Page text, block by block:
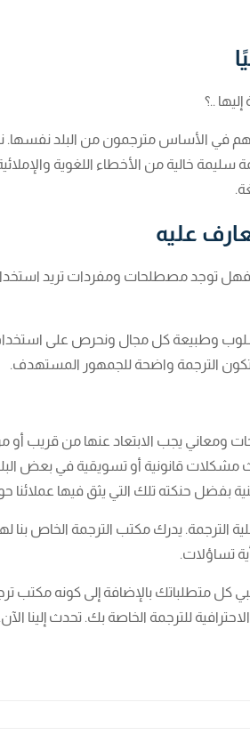
..؟
هم في الأساس مترجمون من البلد
خالية من الأخطاء اللغوية
عليه
توجد مصطلحات ومفردات تريد
وطبيعة كل مجال ونحرص على
تكون الترجمة واضحة للجمهور المستهدف.
ومعاني يجب الابتعاد عنها من قريب أو
قانونية أو تسويقية في بعض
حنكته تلك التي يثق فيها عملائنا
الترجمة. يدرك مكتب الترجمة الخاص بنا
تساؤلات.
كل متطلباتك بالإضافة إلى كونه مكتب
للترجمة الخاصة بك. تحدث إلينا الآن.